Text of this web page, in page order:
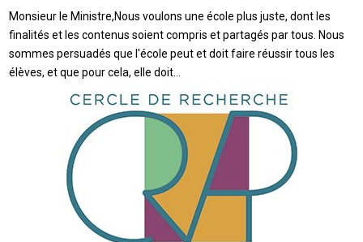
Monsieur le Ministre,Nous voulons une école plus juste, dont les
finalités et les contenus soient compris et partagés par tous. Nous
sommes persuadés que l'école peut et doit faire réussir tous les
élèves, et que pour cela, elle doit…